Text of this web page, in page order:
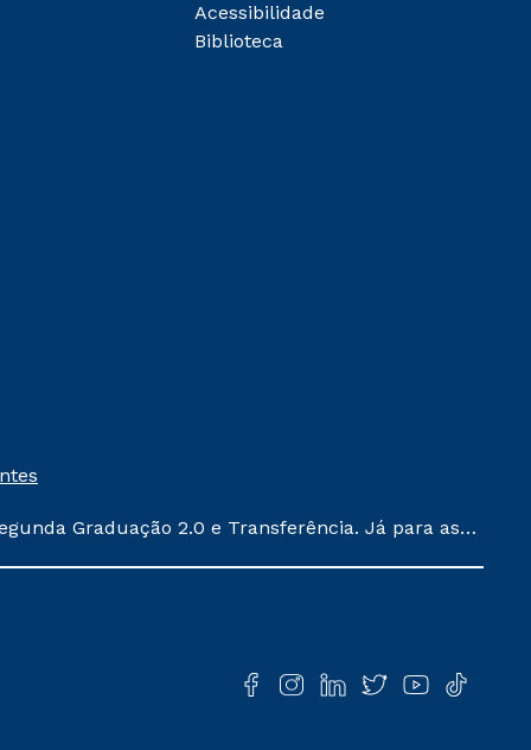
Acessibilidade
Biblioteca
Graduação 2.0 e Transferência. Já para as